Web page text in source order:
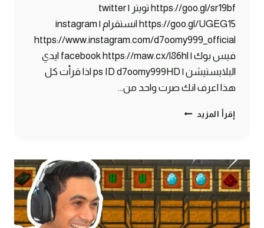
https://goo.gl/sr19bf تويتر | twitter
https://goo.gl/UGEG15 انستقرام | instagram
https://www.instagram.com/d7oomy999_official
فيس بوك | facebook https://maw.cx/l86hl ايدي
البلايستيشن | ps ID d7oomy999HD اذا قرأت كل
هذا اعرف انك صرت واحد من…
إقرأ المزيد ماين
تصميم
جديد
للبيت
و
المخزن
!